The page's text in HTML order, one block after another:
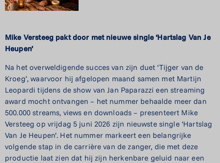
Mike Versteeg pakt door met nieuwe single ‘Hartslag Van Je
Heupen’
Na het overweldigende succes van zijn duet ‘Tijger van de
Kroeg’, waarvoor hij afgelopen maand samen met Martijn
Leopardi tijdens de show van Jan Paparazzi een streaming
award mocht ontvangen – het nummer behaalde meer dan
500.000 streams, views en downloads – presenteert Mike
Versteeg op vrijdag 5 juni 2026 zijn nieuwste single ‘Hartslag
Van Je Heupen’. Het nummer markeert een belangrijke
volgende stap in de carrière van de zanger, die met deze
productie laat zien dat hij zijn herkenbare geluid naar een